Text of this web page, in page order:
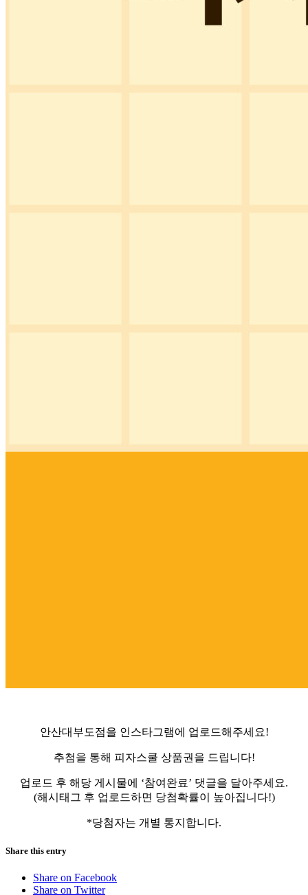
안산대부도점을 인스타그램에 업로드해주세요!
추첨을 통해 피자스쿨 상품권을 드립니다!
업로드 후 해당 게시물에 ‘참여완료’ 댓글을 달아주세요.
(해시태그 후 업로드하면 당첨확률이 높아집니다!)
*당첨자는 개별 통지합니다.
Share this entry
Share on Facebook
Share on Twitter